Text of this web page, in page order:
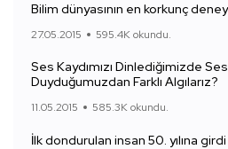
Bilim dünyasının en korkunç
27.05.2015 595.4K okundu.
Ses Kaydımızı Dinlediğimizde
Duyduğumuzdan Farklı Algılarız?
11.05.2015 585.3K okundu.
İlk dondurulan insan 50. yılına girdi